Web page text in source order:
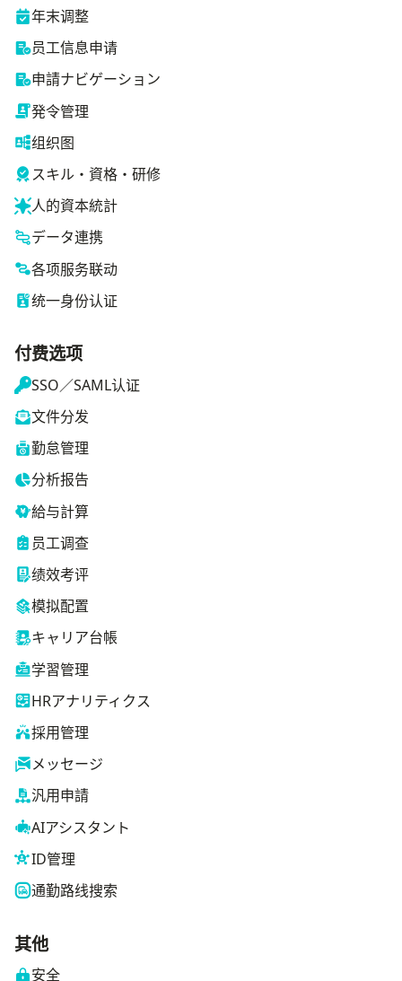
年末调整
员工信息申请
申請ナビゲーション
発令管理
组织图
スキル・資格・研修
人的資本統計
データ連携
各项服务联动
统一身份认证
付费选项
SSO／SAML认证
文件分发
勤怠管理
分析报告
給与計算
员工调查
绩效考评
模拟配置
キャリア台帳
学習管理
HRアナリティクス
採用管理
メッセージ
汎用申請
AIアシスタント
ID管理
通勤路线搜索
其他
安全